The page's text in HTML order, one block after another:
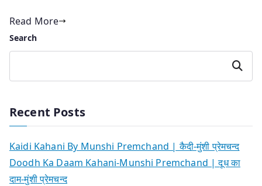
Read More
Search
Search
Recent Posts
Kaidi Kahani By Munshi Premchand | कैदी-मुंशी प्रेमचन्द
Doodh Ka Daam Kahani-Munshi Premchand | दूध का
दाम-मुंशी प्रेमचन्द